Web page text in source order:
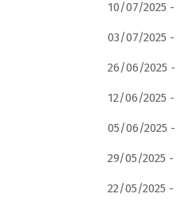
10/07/2025 -
03/07/2025 -
26/06/2025 -
12/06/2025 -
05/06/2025 -
29/05/2025 -
22/05/2025 -